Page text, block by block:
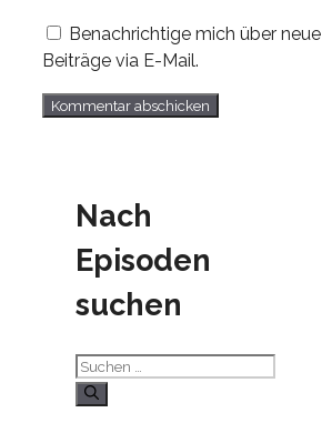
Benachrichtige mich über neue
Beiträge via E-Mail.
Nach
Episoden
suchen
Suchen
nach: